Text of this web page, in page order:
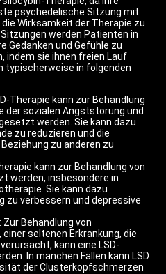
psychedelische Sitzung mit
Wirksamkeit der Therapie zu
werden Patienten in
Gedanken und Gefühle zu
indem sie ihnen freien Lauf
typischerweise in folgenden
Therapie kann zur Behandlung
der sozialen Angststörung und
werden. Sie kann dazu
zu reduzieren und die
zu anderen zu
kann zur Behandlung von
werden, insbesondere in
Sie kann dazu
zu verbessern und depressive
Behandlung von
seltenen Erkrankung, die
kann eine LSD-
In manchen Fällen kann LSD
der Clusterkopfschmerzen